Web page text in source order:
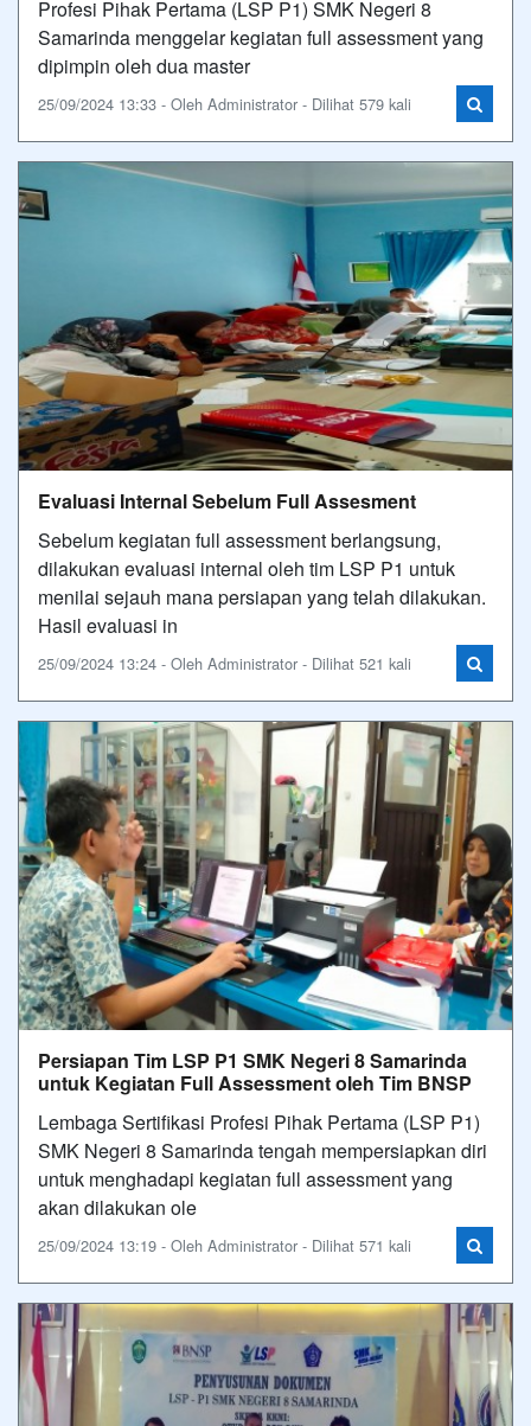
Profesi Pihak Pertama (LSP P1) SMK Negeri 8
Samarinda menggelar kegiatan full assessment yang
dipimpin oleh dua master
25/09/2024 13:33 - Oleh Administrator - Dilihat 579 kali
Evaluasi Internal Sebelum Full Assesment
Sebelum kegiatan full assessment berlangsung,
dilakukan evaluasi internal oleh tim LSP P1 untuk
menilai sejauh mana persiapan yang telah dilakukan.
Hasil evaluasi in
25/09/2024 13:24 - Oleh Administrator - Dilihat 521 kali
Persiapan Tim LSP P1 SMK Negeri 8 Samarinda
untuk Kegiatan Full Assessment oleh Tim BNSP
Lembaga Sertifikasi Profesi Pihak Pertama (LSP P1)
SMK Negeri 8 Samarinda tengah mempersiapkan diri
untuk menghadapi kegiatan full assessment yang
akan dilakukan ole
25/09/2024 13:19 - Oleh Administrator - Dilihat 571 kali